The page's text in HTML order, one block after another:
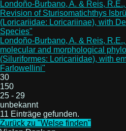
Londoño-Burbano, A. & Reis,
Revision of Sturisomatichthys
(Loricariidae: Loricariinae), with
Species"
Londoño-Burbano, A. & Reis,
molecular and morphological
(Siluriformes: Loricariidae), with
Farlowellini"
30
150
25 - 29
unbekannt
11 Einträge gefunden.
Zurück zu "Welse finden"